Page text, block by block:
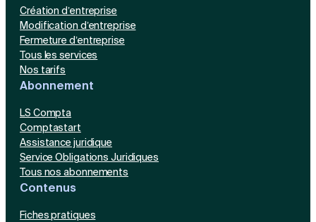
Création d’entreprise
Modification d’entreprise
Fermeture d’entreprise
Tous les services
Nos tarifs
Abonnement
LS Compta
Comptastart
Assistance juridique
Service Obligations Juridiques
Tous nos abonnements
Contenus
Fiches pratiques